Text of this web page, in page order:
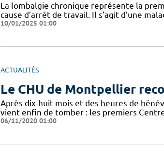
La lombalgie chronique représente la
cause d’arrêt de travail. Il s’agit d’une
10/01/2025 01:00
ACTUALITÉS
Le CHU de Montpellier
Après dix-huit mois et des heures de
vient enfin de tomber : les premiers
06/11/2020 01:00